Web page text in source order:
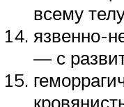
всему
язвенно-
— с